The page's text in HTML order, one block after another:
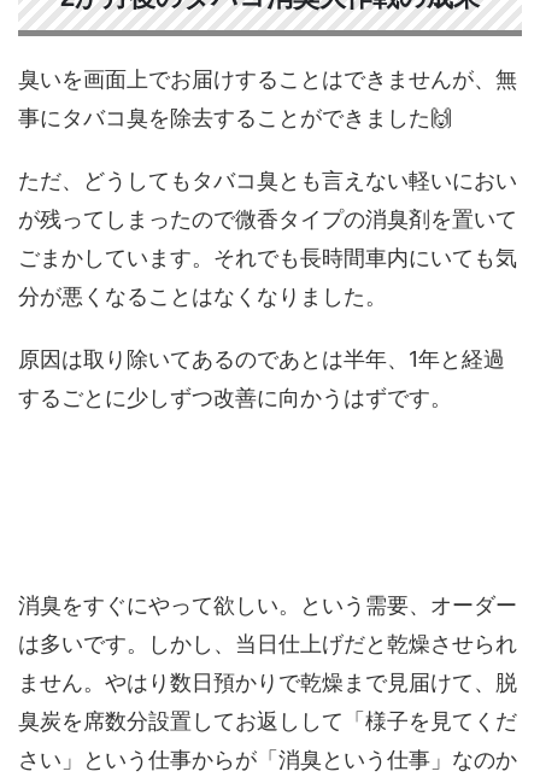
臭いを画面上でお届けすることはできませんが、無
事にタバコ臭を除去することができました🙌
ただ、どうしてもタバコ臭とも言えない軽いにおい
が残ってしまったので微香タイプの消臭剤を置いて
ごまかしています。それでも長時間車内にいても気
分が悪くなることはなくなりました。
原因は取り除いてあるのであとは半年、1年と経過
するごとに少しずつ改善に向かうはずです。
消臭をすぐにやって欲しい。という需要、オーダー
は多いです。しかし、当日仕上げだと乾燥させられ
ません。やはり数日預かりで乾燥まで見届けて、脱
臭炭を席数分設置してお返しして「様子を見てくだ
さい」という仕事からが「消臭という仕事」なのか